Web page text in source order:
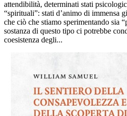
attendibilità, determinati stati
“spirituali”: stati d’animo di immensa
che ciò che stiamo sperimentando sia
sostanza di questo tipo ci potrebbe
coesistenza degli...